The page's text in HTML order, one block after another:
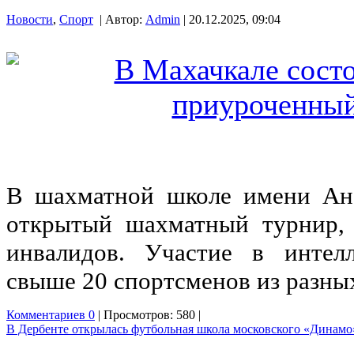
Новости, Спорт | Автор: Admin | 20.12.2025, 09:04
В шахматной школе имени
открытый шахматный
инвалидов. Участие в
свыше 20 спортсменов из
Комментариев 0 | Просмотров: 580 |
В Дербенте открылась футбольная школа московского